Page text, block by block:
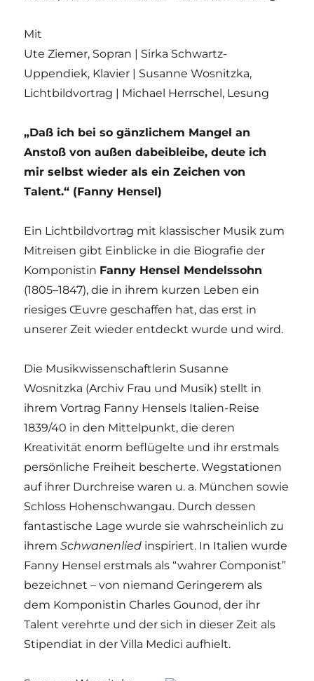
Mit
Ute Ziemer, Sopran | Sirka Schwartz-
Uppendiek, Klavier | Susanne Wosnitzka,
Lichtbildvortrag | Michael Herrschel, Lesung
„Daß ich bei so gänzlichem Mangel an
Anstoß von außen dabeibleibe, deute ich
mir selbst wieder als ein Zeichen von
Talent.“ (Fanny Hensel)
Ein Lichtbildvortrag mit klassischer Musik zum
Mitreisen gibt Einblicke in die Biografie der
Komponistin Fanny Hensel Mendelssohn
(1805–1847), die in ihrem kurzen Leben ein
riesiges Œuvre geschaffen hat, das erst in
unserer Zeit wieder entdeckt wurde und wird.
Die Musikwissenschaftlerin Susanne
Wosnitzka (Archiv Frau und Musik) stellt in
ihrem Vortrag Fanny Hensels Italien-Reise
1839/40 in den Mittelpunkt, die deren
Kreativität enorm beflügelte und ihr erstmals
persönliche Freiheit bescherte. Wegstationen
auf ihrer Durchreise waren u. a. München sowie
Schloss Hohenschwangau. Durch dessen
fantastische Lage wurde sie wahrscheinlich zu
ihremSchwanenlied inspiriert. In Italien wurde
Fanny Hensel erstmals als “wahrer Componist”
bezeichnet – von niemand Geringerem als
dem Komponistin Charles Gounod, der ihr
Talent verehrte und der sich in dieser Zeit als
Stipendiat in der Villa Medici aufhielt.